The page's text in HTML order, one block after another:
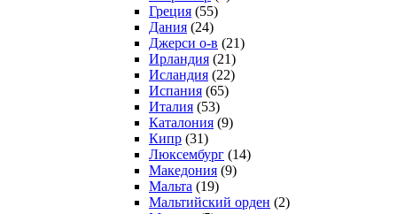
Греция (55)
Дания (24)
Джерси о-в (21)
Ирландия (21)
Исландия (22)
Испания (65)
Италия (53)
Каталония (9)
Кипр (31)
Люксембург (14)
Македония (9)
Мальта (19)
Мальтийский орден (2)